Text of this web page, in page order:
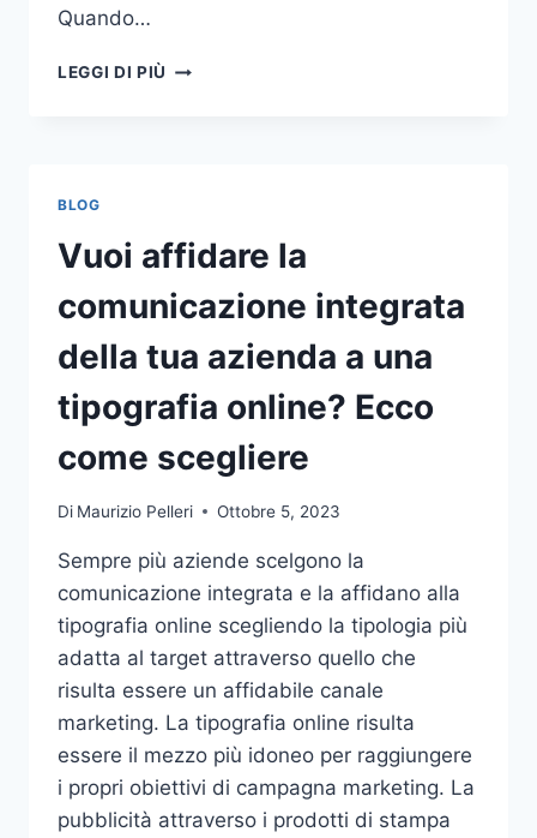
Quando…
LEGGI DI PIÙ COME
BLOG
Vuoi affidare la
comunicazione integrata
della tua azienda a una
tipografia online? Ecco
come scegliere
Di Maurizio Pelleri Ottobre 5, 2023
Sempre più aziende scelgono la
comunicazione integrata e la affidano alla
tipografia online scegliendo la tipologia più
adatta al target attraverso quello che
risulta essere un affidabile canale
marketing. La tipografia online risulta
essere il mezzo più idoneo per raggiungere
i propri obiettivi di campagna marketing. La
pubblicità attraverso i prodotti di stampa